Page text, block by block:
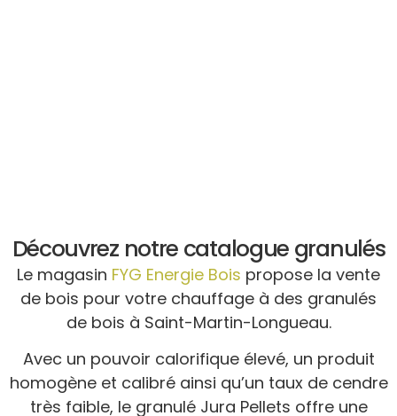
Découvrez notre catalogue granulés
Le magasin FYG Energie Bois propose la vente
de bois pour votre chauffage à des granulés
de bois à Saint-Martin-Longueau.
Avec un pouvoir calorifique élevé, un produit
homogène et calibré ainsi qu’un taux de cendre
très faible, le granulé Jura Pellets offre une